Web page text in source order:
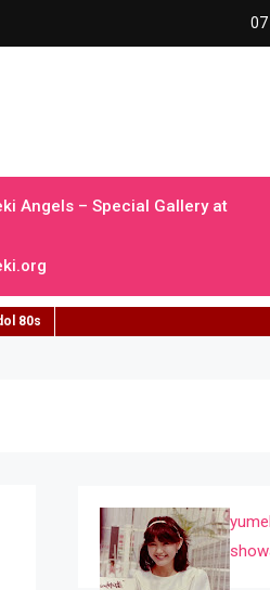
07
Angels – Special Gallery at
80s